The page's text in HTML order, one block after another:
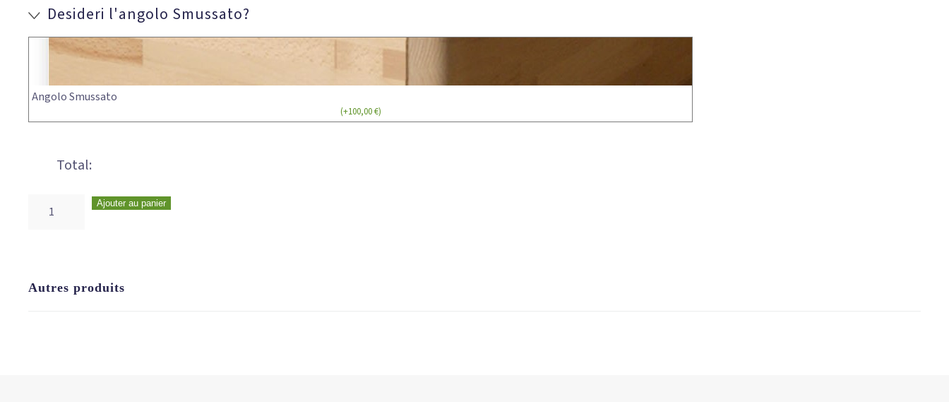
Desideri l'angolo Smussato?
Angolo Smussato
(+100,00€)
Total:
Ajouter au panier
Autres produits